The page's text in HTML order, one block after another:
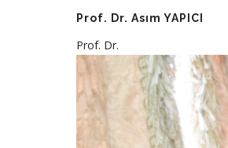
Prof. Dr. Asım YAPICI
Prof. Dr.